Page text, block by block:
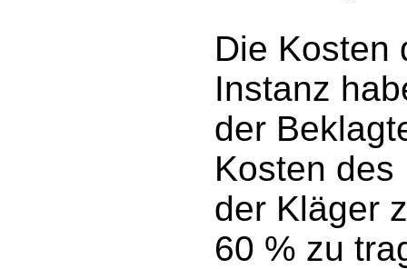
Die Kosten
Instanz
der
Kosten
der Kläger
60 % zu